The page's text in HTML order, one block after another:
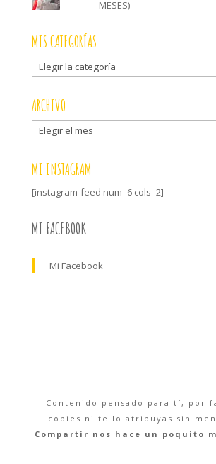
MESES)
MIS CATEGORÍAS
Mis
categorías
ARCHIVO
Archivo
MI INSTAGRAM
[instagram-feed num=6 cols=2]
MI FACEBOOK
Mi Facebook
Contenido pensado para tí, por
copies ni te lo atribuyas sin
Compartir nos hace un poquito